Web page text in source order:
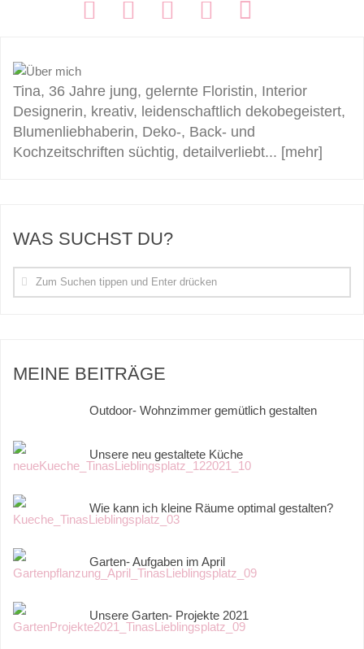
Tina, 36 Jahre jung, gelernte Floristin, Interior
Designerin, kreativ, leidenschaftlich dekobegeistert,
Blumenliebhaberin, Deko-, Back- und
Kochzeitschriften süchtig, detailverliebt... [mehr]
WAS SUCHST DU?
MEINE BEITRÄGE
Outdoor- Wohnzimmer gemütlich gestalten
Unsere neu gestaltete Küche
Wie kann ich kleine Räume optimal gestalten?
Garten- Aufgaben im April
Unsere Garten- Projekte 2021